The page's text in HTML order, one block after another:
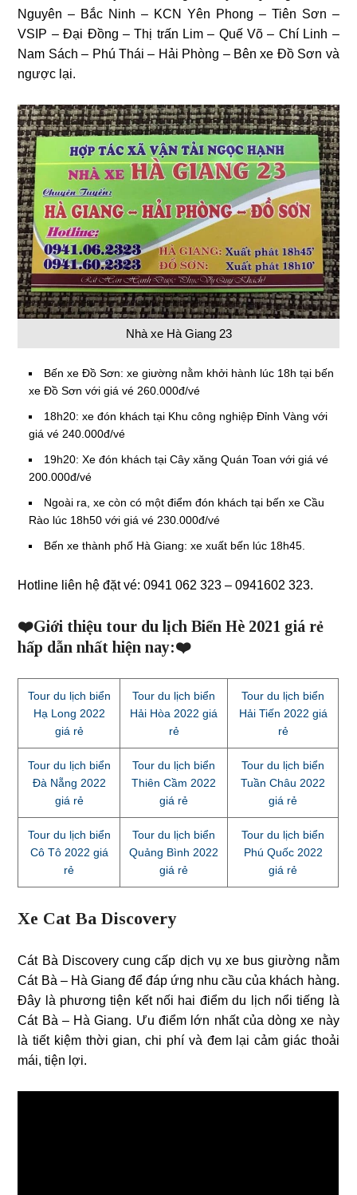
Nguyên – Bắc Ninh – KCN Yên Phong – Tiên Sơn –
VSIP – Đại Đồng – Thị trấn Lim – Quế Võ – Chí Linh –
Nam Sách – Phú Thái – Hải Phòng – Bên xe Đồ Sơn và
ngược lại.
Nhà xe Hà Giang 23
Bến xe Đồ Sơn: xe giường nằm khởi hành lúc 18h tại bến
xe Đồ Sơn với giá vé 260.000đ/vé
18h20: xe đón khách tại Khu công nghiệp Đỉnh Vàng với
giá vé 240.000đ/vé
19h20: Xe đón khách tại Cây xăng Quán Toan với giá vé
200.000đ/vé
Ngoài ra, xe còn có một điểm đón khách tại bến xe Cầu
Rào lúc 18h50 với giá vé 230.000đ/vé
Bến xe thành phố Hà Giang: xe xuất bến lúc 18h45.
Hotline liên hệ đặt vé: 0941 062 323 – 0941602 323.
❤️Giới thiệu tour du lịch Biển Hè 2021 giá rẻ
hấp dẫn nhất hiện nay:❤️
Tour du lịch biển
Hạ Long 2022
giá rẻ
Tour du lịch biển
Hải Hòa 2022 giá
rẻ
Tour du lịch biển
Hải Tiến 2022 giá
rẻ
Tour du lịch biển
Đà Nẵng 2022
giá rẻ
Tour du lịch biển
Thiên Cầm 2022
giá rẻ
Tour du lịch biển
Tuần Châu 2022
giá rẻ
Tour du lịch biển
Cô Tô 2022 giá
rẻ
Tour du lịch biển
Quảng Bình 2022
giá rẻ
Tour du lịch biển
Phú Quốc 2022
giá rẻ
Xe Cat Ba Discovery
Cát Bà Discovery cung cấp dịch vụ xe bus giường nằm
Cát Bà – Hà Giang để đáp ứng nhu cầu của khách hàng.
Đây là phương tiện kết nối hai điểm du lịch nổi tiếng là
Cát Bà – Hà Giang. Ưu điểm lớn nhất của dòng xe này
là tiết kiệm thời gian, chi phí và đem lại cảm giác thoải
mái, tiện lợi.